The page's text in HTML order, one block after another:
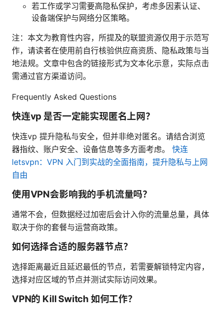
若工作或学习需要高隐私保护，考虑多因素认证、
设备端保护与网络分区策略。
注：本文为教育性内容，所提及的联盟资源仅用于示范写
作，请读者在使用前自行核验供应商资质、隐私政策与当
地法规。文章中包含的链接形式为文本化示意，实际点击
需通过官方渠道访问。
Frequently Asked Questions
快连vp 是否一定能实现匿名上网？
快连vp 提升隐私与安全，但并非绝对匿名。请结合浏览
器指纹、账户安全、设备信息等多方面考虑。 快连
letsvpn：VPN 入门到实战的全面指南，提升隐私与上网
自由
使用VPN会影响我的手机流量吗？
通常不会，但数据经过加密后会计入你的流量总量，具体
取决于你的套餐与运营商政策。
如何选择合适的服务器节点？
选择距离最近且延迟最低的节点，若需要解锁特定内容，
选择对应区域的节点并测试实际访问效果。
VPN的 Kill Switch 如何工作？